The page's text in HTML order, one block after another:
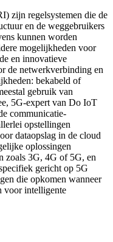
zijn regelsystemen die de
en de weggebruikers
kunnen worden
mogelijkheden voor
en innovatieve
de netwerkverbinding en
bekabeld of
gebruik van
5G-expert van Do IoT
communicatie-
opstellingen
dataopslag in de cloud
oplossingen
zoals 3G, 4G of 5G, en
gericht op 5G
die opkomen wanneer
voor intelligente